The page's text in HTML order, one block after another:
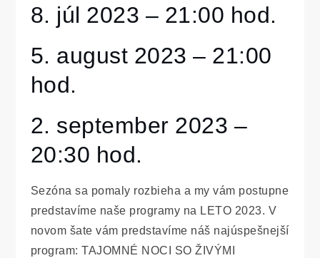
8. júl 2023 – 21:00 hod.
5. august 2023 – 21:00
hod.
2. september 2023 –
20:30 hod.
Sezóna sa pomaly rozbieha a my vám postupne
predstavíme naše programy na LETO 2023. V
novom šate vám predstavíme náš najúspešnejší
program: TAJOMNÉ NOCI SO ŽIVÝMI